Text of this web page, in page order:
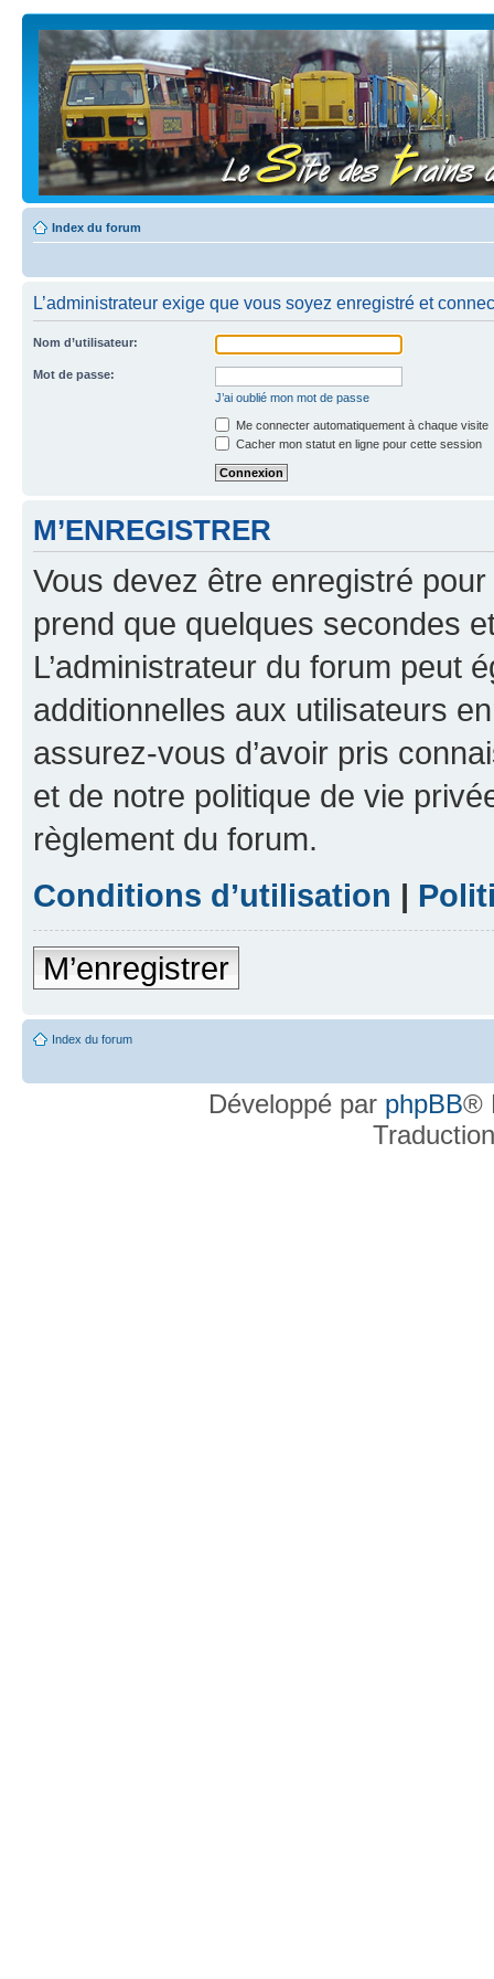
Index du forum
L’administrateur exige que vous soyez enregistré et
Nom d’utilisateur:
Mot de passe:
J’ai oublié mon mot de passe
Me connecter automatiquement à chaque visite
Cacher mon statut en ligne pour cette session
M’ENREGISTRER
Vous devez être enregistré
prend que quelques secondes
L’administrateur du forum peut
additionnelles aux utilisateurs
assurez-vous d’avoir pris
et de notre politique de vie
règlement du forum.
Conditions d’utilisation |
M’enregistrer
Index du forum
Développé par phpBB®